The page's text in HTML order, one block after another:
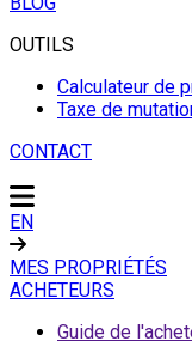
OUTILS
Calculateur de
Taxe de
CONTACT
EN
MES PROPRIÉTÉS
ACHETEURS
Guide de